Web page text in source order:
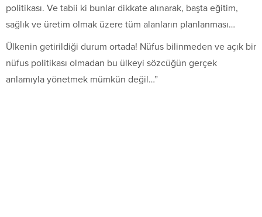
politikası. Ve tabii ki bunlar dikkate alınarak, başta eğitim,
sağlık ve üretim olmak üzere tüm alanların planlanması…
Ülkenin getirildiği durum ortada! Nüfus bilinmeden ve açık bir
nüfus politikası olmadan bu ülkeyi sözcüğün gerçek
anlamıyla yönetmek mümkün değil…”